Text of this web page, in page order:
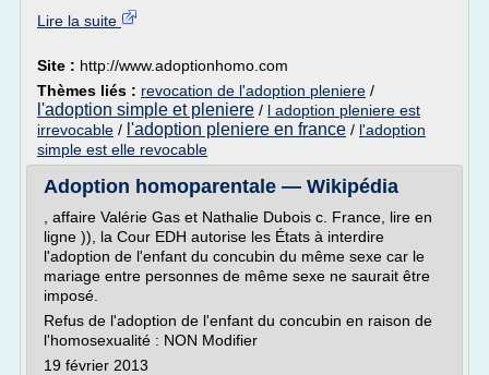
Lire la suite
Site : http://www.adoptionhomo.com
Thèmes liés : revocation de l'adoption pleniere /
l'adoption simple et pleniere / l adoption pleniere est
irrevocable / l'adoption pleniere en france / l'adoption
simple est elle revocable
Adoption homoparentale — Wikipédia
, affaire Valérie Gas et Nathalie Dubois c. France, lire en
ligne )), la Cour EDH autorise les États à interdire
l'adoption de l'enfant du concubin du même sexe car le
mariage entre personnes de même sexe ne saurait être
imposé.
Refus de l'adoption de l'enfant du concubin en raison de
l'homosexualité : NON Modifier
19 février 2013